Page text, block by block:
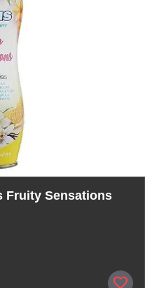
Fruity Sensations